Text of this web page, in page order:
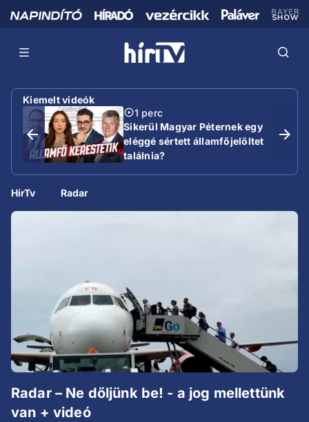
Kiemelt videók
1 perc
Sikerül Magyar Péternek egy
eléggé sértett államfőjelöltet
találnia?
HírTv Radar
Radar – Ne dőljünk be! - a jog mellettünk
van + videó